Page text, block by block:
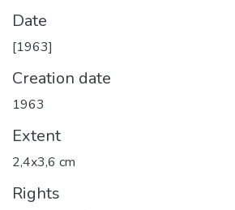
Date
[1963]
Creation date
1963
Extent
2,4x3,6 cm
Rights